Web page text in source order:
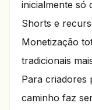
inicialmente só
Shorts e
Monetização
tradicionais
Para criadores
caminho faz